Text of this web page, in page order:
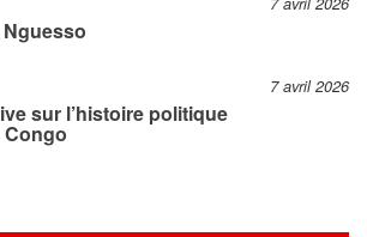
Nguesso
7 avril 2026
sur l’histoire politique